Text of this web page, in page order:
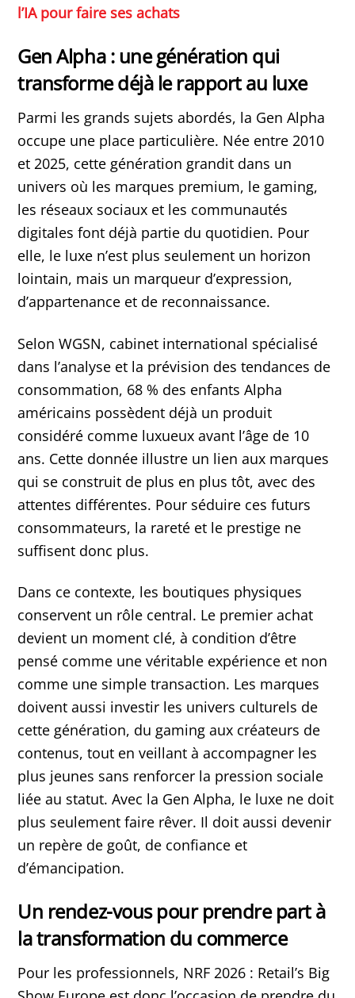
l’IA pour faire ses achats
Gen Alpha : une génération qui
transforme déjà le rapport au luxe
Parmi les grands sujets abordés, la Gen Alpha
occupe une place particulière. Née entre 2010
et 2025, cette génération grandit dans un
univers où les marques premium, le gaming,
les réseaux sociaux et les communautés
digitales font déjà partie du quotidien. Pour
elle, le luxe n’est plus seulement un horizon
lointain, mais un marqueur d’expression,
d’appartenance et de reconnaissance.
Selon WGSN, cabinet international spécialisé
dans l’analyse et la prévision des tendances de
consommation, 68 % des enfants Alpha
américains possèdent déjà un produit
considéré comme luxueux avant l’âge de 10
ans. Cette donnée illustre un lien aux marques
qui se construit de plus en plus tôt, avec des
attentes différentes. Pour séduire ces futurs
consommateurs, la rareté et le prestige ne
suffisent donc plus.
Dans ce contexte, les boutiques physiques
conservent un rôle central. Le premier achat
devient un moment clé, à condition d’être
pensé comme une véritable expérience et non
comme une simple transaction. Les marques
doivent aussi investir les univers culturels de
cette génération, du gaming aux créateurs de
contenus, tout en veillant à accompagner les
plus jeunes sans renforcer la pression sociale
liée au statut. Avec la Gen Alpha, le luxe ne doit
plus seulement faire rêver. Il doit aussi devenir
un repère de goût, de confiance et
d’émancipation.
Un rendez-vous pour prendre part à
la transformation du commerce
Pour les professionnels, NRF 2026 : Retail’s Big